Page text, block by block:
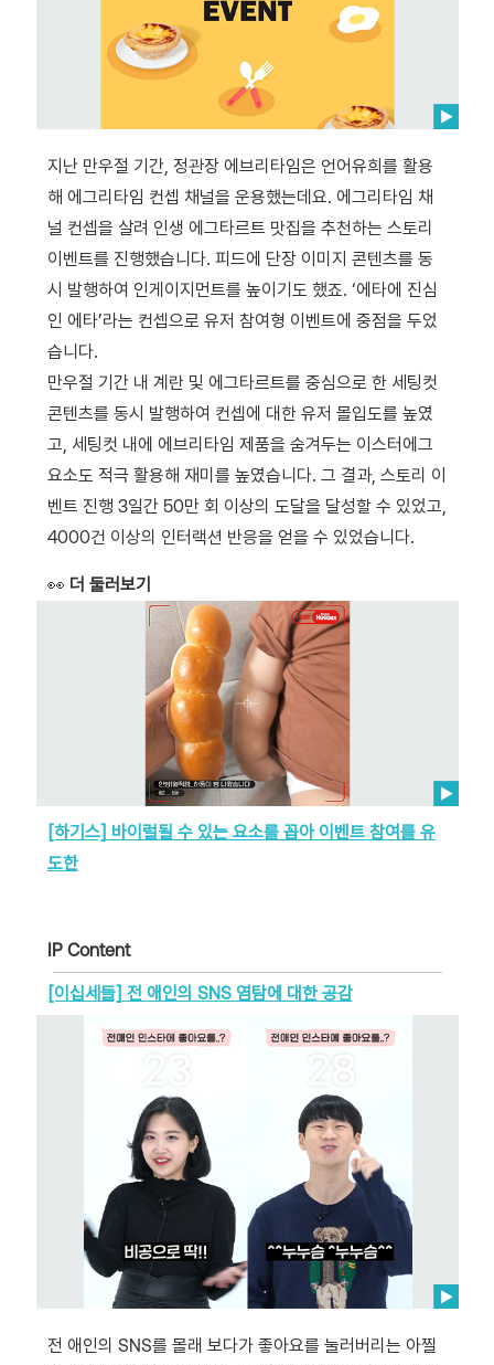
지난 만우절 기간, 정관장 에브리타임은 언어유희를 활용
해 에그리타임 컨셉 채널을 운용했는데요. 에그리타임 채
널 컨셉을 살려 인생 에그타르트 맛집을 추천하는 스토리
이벤트를 진행했습니다. 피드에 단장 이미지 콘텐츠를 동
시 발행하여 인게이지먼트를 높이기도 했죠. ‘에타에 진심
인 에타’라는 컨셉으로 유저 참여형 이벤트에 중점을 두었
습니다.
만우절 기간 내 계란 및 에그타르트를 중심으로 한 세팅컷
콘텐츠를 동시 발행하여 컨셉에 대한 유저 몰입도를 높였
고, 세팅컷 내에 에브리타임 제품을 숨겨두는 이스터에그
요소도 적극 활용해 재미를 높였습니다. 그 결과, 스토리 이
벤트 진행 3일간 50만 회 이상의 도달을 달성할 수 있었고,
4000건 이상의 인터랙션 반응을 얻을 수 있었습니다.
👀 더 둘러보기
[하기스] 바이럴될 수 있는 요소를 꼽아 이벤트 참여를 유
도한
IP Content
[이십세들] 전 애인의 SNS 염탐에 대한 공감
전 애인의 SNS를 몰래 보다가 좋아요를 눌러버리는 아찔